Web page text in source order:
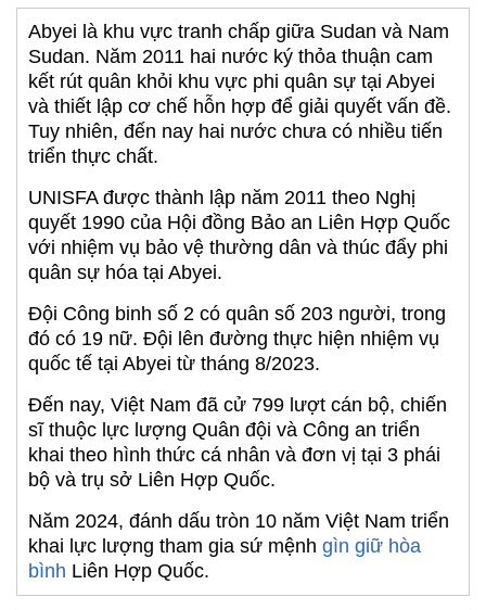
Abyei là khu vực tranh chấp giữa Sudan và Nam
Sudan. Năm 2011 hai nước ký thỏa thuận cam
kết rút quân khỏi khu vực phi quân sự tại Abyei
và thiết lập cơ chế hỗn hợp để giải quyết vấn đề.
Tuy nhiên, đến nay hai nước chưa có nhiều tiến
triển thực chất.
UNISFA được thành lập năm 2011 theo Nghị
quyết 1990 của Hội đồng Bảo an Liên Hợp Quốc
với nhiệm vụ bảo vệ thường dân và thúc đẩy phi
quân sự hóa tại Abyei.
Đội Công binh số 2 có quân số 203 người, trong
đó có 19 nữ. Đội lên đường thực hiện nhiệm vụ
quốc tế tại Abyei từ tháng 8/2023.
Đến nay, Việt Nam đã cử 799 lượt cán bộ, chiến
sĩ thuộc lực lượng Quân đội và Công an triển
khai theo hình thức cá nhân và đơn vị tại 3 phái
bộ và trụ sở Liên Hợp Quốc.
Năm 2024, đánh dấu tròn 10 năm Việt Nam triển
khai lực lượng tham gia sứ mệnh gìn giữ hòa
bình Liên Hợp Quốc.